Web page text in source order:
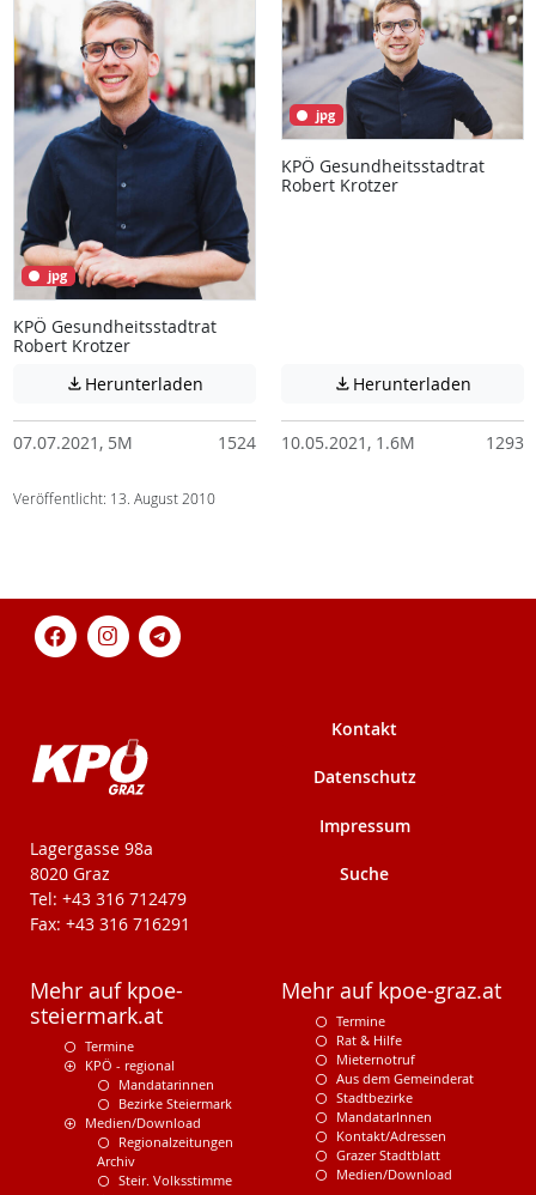
jpg
KPÖ Gesundheitsstadtrat
Robert Krotzer
 Herunterladen Achtung: Diese Datei enthält unter
07.07.2021, 5M 1524
jpg
KPÖ Gesundheitsstadtrat
Robert Krotzer
 Herunterladen
10.05.2021, 1.6M 1293
Veröffentlicht: 13. August 2010
KPÖ-Steiermark
Lagergasse 98a
8020 Graz
Tel: +43 316 712479
Fax: +43 316 716291
Kontakt
Datenschutz
Impressum
Suche
Mehr auf kpoe-
steiermark.at
Termine
KPÖ - regional
Mandatarinnen
Bezirke Steiermark
Medien/Download
Regionalzeitungen
Archiv
Steir. Volksstimme
Mehr auf kpoe-graz.at
Termine
Rat & Hilfe
Mieternotruf
Aus dem Gemeinderat
Stadtbezirke
MandatarInnen
Kontakt/Adressen
Grazer Stadtblatt
Medien/Download